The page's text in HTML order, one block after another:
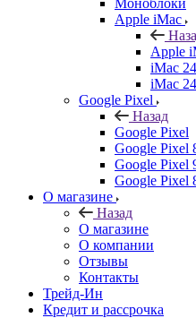
Моноблоки
Apple iMac
Apple
iMac
iMac
Google Pixel
Назад
Google Pixel
Google Pixel
Google Pixel
Google Pixel
О магазине
Назад
О магазине
О компании
Отзывы
Контакты
Трейд-Ин
Кредит и рассрочка